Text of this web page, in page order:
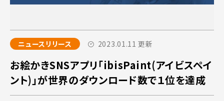
ニュースリリース 2023.01.11 更新
お絵かきSNSアプリ「ibisPaint(アイビスペイ
ント)」が世界のダウンロード数で１位を達成